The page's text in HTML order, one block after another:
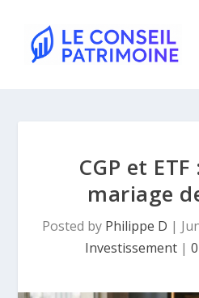
CGP et
mariage
Posted by Philippe D |
Investissement| 0